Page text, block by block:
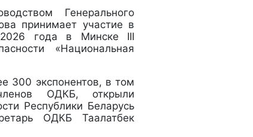
Генерального
принимает участие в
года в Минске III
«Национальная
300 экспонентов, в том
ОДКБ, открыли
Республики Беларусь
ОДКБ Таалатбек